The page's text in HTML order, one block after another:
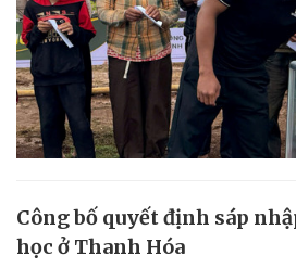
Công bố quyết định sáp
học ở Thanh Hóa